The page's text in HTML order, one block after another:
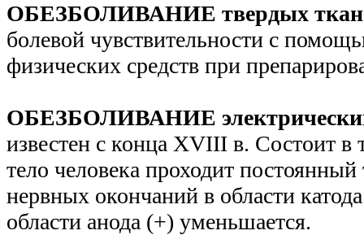
ОБЕЗБОЛИВАНИЕ твердых
болевой чувствительности с
физических средств при
ОБЕЗБОЛИВАНИЕ
известен с конца XVIII в. Состоит в
тело человека проходит
нервных окончаний в области
области анода (+) уменьшается.